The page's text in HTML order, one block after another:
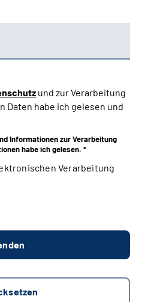
und zur Verarbeitung
Daten habe ich gelesen und
Informationen zur Verarbeitung
von personenbezogenen Informationen habe ich gelesen. *
Verarbeitung